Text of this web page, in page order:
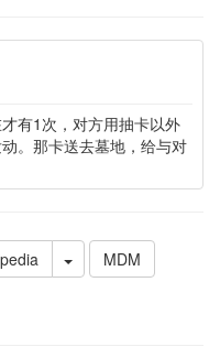
有1次，对方用抽卡以外
。那卡送去墓地，给与对
MDM